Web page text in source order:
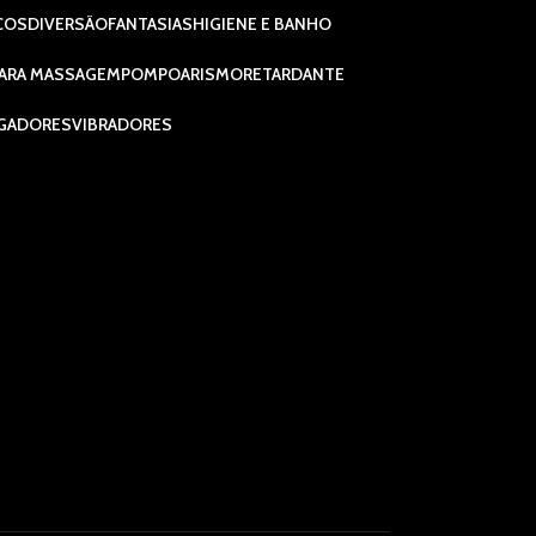
DIVERSÃOFANTASIASHIGIENE E BANHO
MASSAGEMPOMPOARISMORETARDANTE
VIBRADORES